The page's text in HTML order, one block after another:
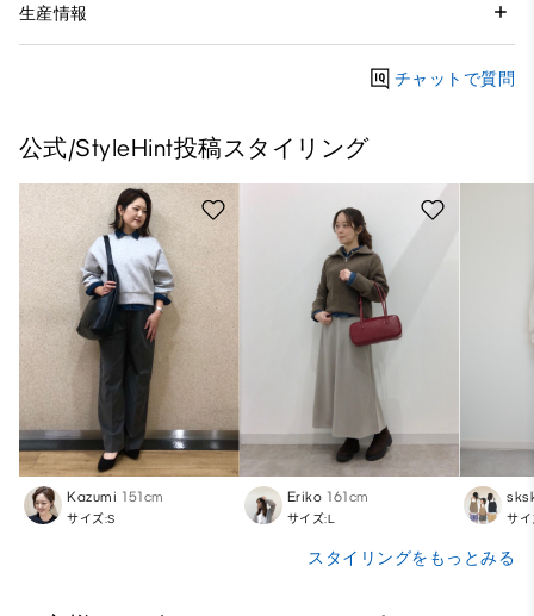
生産情報
チャットで質問
公式/StyleHint投稿スタイリング
Kazumi 151cm
サイズ:S
Eriko 161cm
サイズ:L サイ
スタイリングをもっとみる